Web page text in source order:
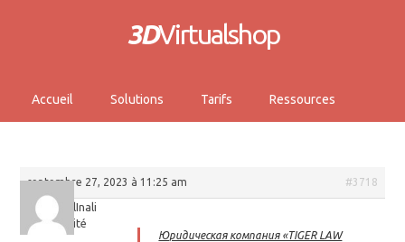
3DVirtualshop
Accueil Solutions Tarifs Ressources
septembre 27, 2023 à 11:25 am #3718
MichealInali
Invité
Юридическая компания «TIGER LAW